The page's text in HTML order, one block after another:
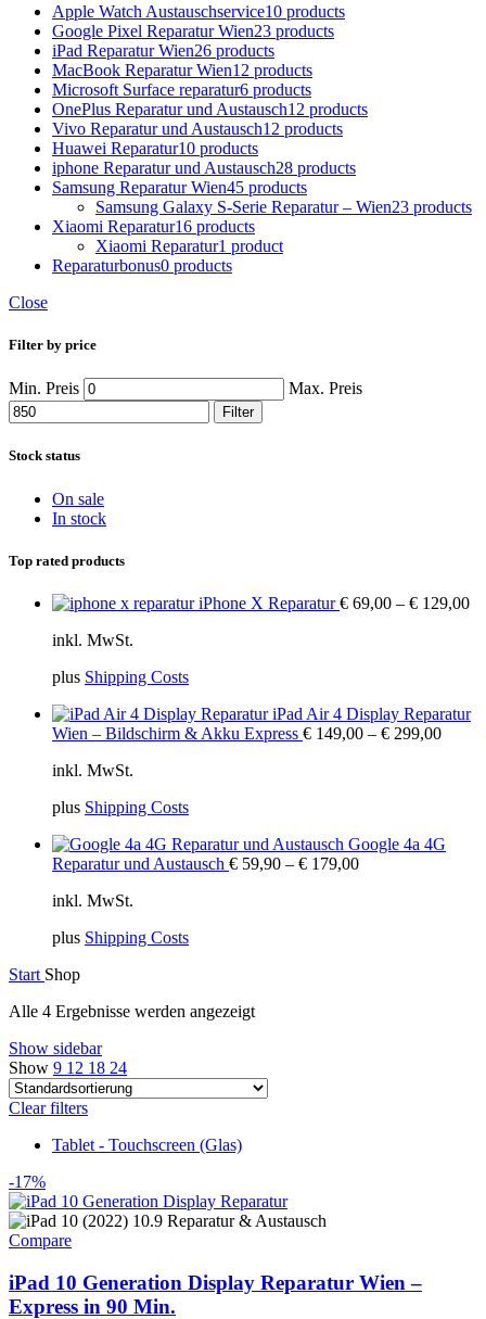
Apple Watch Austauschservice10 products
Google Pixel Reparatur Wien23 products
iPad Reparatur Wien26 products
MacBook Reparatur Wien12 products
Microsoft Surface reparatur6 products
OnePlus Reparatur und Austausch12 products
Vivo Reparatur und Austausch12 products
Huawei Reparatur10 products
iphone Reparatur und Austausch28 products
Samsung Reparatur Wien45 products
Samsung Galaxy S-Serie Reparatur – Wien23 products
Xiaomi Reparatur16 products
Xiaomi Reparatur1 product
Reparaturbonus0 products
Close
Filter by price
Min. Preis Max. Preis
Filter
Stock status
On sale
In stock
Top rated products
iPhone X Reparatur€ 69,00 – € 129,00
inkl. MwSt.
plus Shipping Costs
iPad Air 4 Display Reparatur
Wien – Bildschirm & Akku Express € 149,00 – € 299,00
inkl. MwSt.
plus Shipping Costs
Google 4a 4G
Reparatur und Austausch € 59,90 – € 179,00
inkl. MwSt.
plus Shipping Costs
Start Shop
Alle 4 Ergebnisse werden angezeigt
Show sidebar
Show 9 12 18 24
Clear filters
Tablet - Touchscreen (Glas)
-17%
Compare
iPad 10 Generation Display Reparatur Wien –
Express in 90 Min.